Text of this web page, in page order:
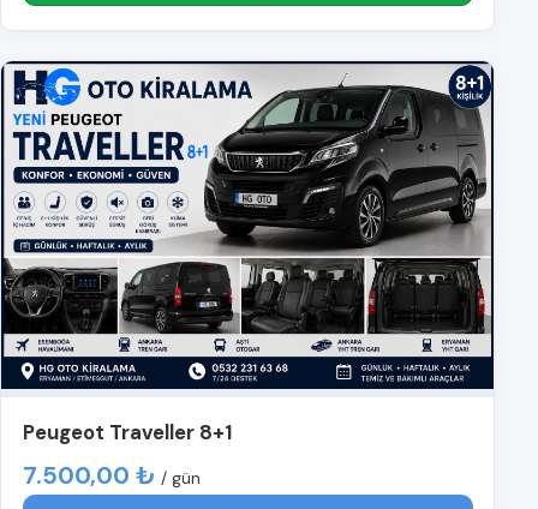
Peugeot Traveller 8+1
7.500,00 ₺ / gün